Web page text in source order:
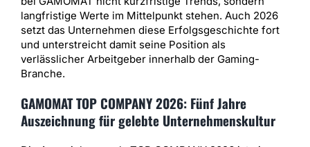
langfristige Werte im Mittelpunkt stehen. Auch 2026
setzt das Unternehmen diese Erfolgsgeschichte fort
und unterstreicht damit seine Position als
verlässlicher Arbeitgeber innerhalb der Gaming-
Branche.
GAMOMAT TOP COMPANY 2026: Fünf Jahre
Auszeichnung für gelebte Unternehmenskultur